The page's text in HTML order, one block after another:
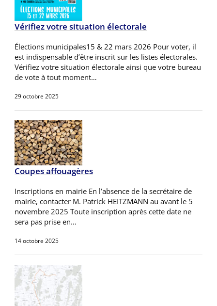
Vérifiez votre situation électorale
Élections municipales15 & 22 mars 2026 Pour voter, il
est indispensable d’être inscrit sur les listes électorales.
Vérifiez votre situation électorale ainsi que votre bureau
de vote à tout moment…
29 octobre 2025
Coupes affouagères
Inscriptions en mairie En l’absence de la secrétaire de
mairie, contacter M. Patrick HEITZMANN au avant le 5
novembre 2025 Toute inscription après cette date ne
sera pas prise en…
14 octobre 2025